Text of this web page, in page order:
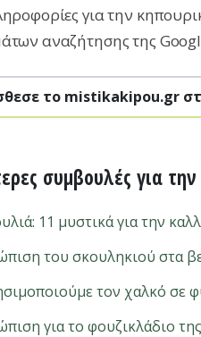
για την
αναζήτησης της
το mistikakipou.gr
συμβουλές για
11 μυστικά για την
του σκουληκιού στα
τον χαλκό σε
για το φουζικλάδιο